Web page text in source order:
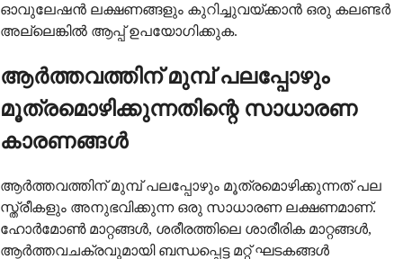
ഓവുലേഷൻ ലക്ഷണങ്ങളും കുറിച്ചുവയ്ക്കാൻ ഒരു കലണ്ടർ
അല്ലെങ്കിൽ ആപ്പ് ഉപയോഗിക്കുക.
ആർത്തവത്തിന് മുമ്പ് പലപ്പോഴും
മൂത്രമൊഴിക്കുന്നതിന്റെ സാധാരണ
കാരണങ്ങൾ
ആർത്തവത്തിന് മുമ്പ് പലപ്പോഴും മൂത്രമൊഴിക്കുന്നത് പല
സ്ത്രീകളും അനുഭവിക്കുന്ന ഒരു സാധാരണ ലക്ഷണമാണ്.
ഹോർമോൺ മാറ്റങ്ങൾ, ശരീരത്തിലെ ശാരീരിക മാറ്റങ്ങൾ,
ആർത്തവചക്രവുമായി ബന്ധപ്പെട്ട മറ്റ് ഘടകങ്ങൾ